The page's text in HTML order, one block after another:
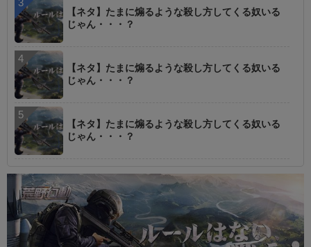
【ネタ】たまに煽るような殺し方してくる奴いる
じゃん・・・？
【ネタ】たまに煽るような殺し方してくる奴いる
じゃん・・・？
【ネタ】たまに煽るような殺し方してくる奴いる
じゃん・・・？